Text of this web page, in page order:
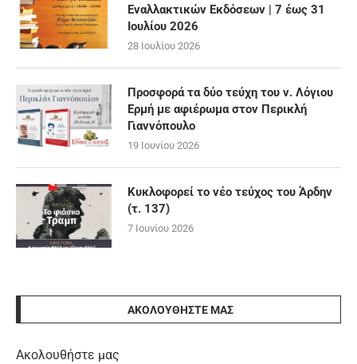
Εναλλακτικών Εκδόσεων | 7 έως 31
Ιουλίου 2026
28 Ιουλίου 2026
Προσφορά τα δύο τεύχη του ν. Λόγιου
Ερμή με αφιέρωμα στον Περικλή
Γιαννόπουλο
19 Ιουνίου 2026
Κυκλοφορεί το νέο τεύχος του Άρδην
(τ. 137)
7 Ιουνίου 2026
ΑΚΟΛΟΥΘΉΣΤΕ ΜΑΣ
Ακολουθήστε μας